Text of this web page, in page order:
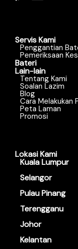
Servis Kami
Penggantian
Pemeriksaan
Bateri
Lain-lain
Tentang Kami
Soalan Lazim
Blog
Cara Melakukan
Peta Laman
Promosi
Lokasi Kami
Kuala Lumpur
Selangor
Pulau Pinang
Terengganu
Johor
Kelantan